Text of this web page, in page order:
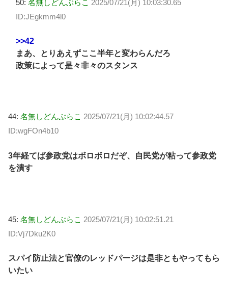
50: 名無しどんぶらこ 2025/07/21(月) 10:03:30.65
ID:JEgkmm4l0
>>42
まあ、とりあえずここ半年と変わらんだろ
政策によって是々非々のスタンス
44: 名無しどんぶらこ 2025/07/21(月) 10:02:44.57
ID:wgFOn4b10
3年経てば参政党はボロボロだぞ、自民党が粘って参政党
を潰す
45: 名無しどんぶらこ 2025/07/21(月) 10:02:51.21
ID:Vj7Dku2K0
スパイ防止法と官僚のレッドパージは是非ともやってもら
いたい